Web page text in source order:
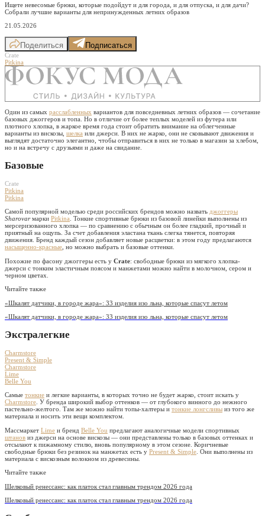
Ищете невесомые брюки, которые подойдут и для города, и для отпуска, и для дачи?
Собрали лучшие варианты для непринужденных летних образов
21.05.2026
Поделиться Подписаться
Crate
Pitkina
Один из самых расслабленных вариантов для повседневных летних образов — сочетание
базовых джоггеров и топа. Но в отличие от более теплых моделей из футера или
плотного хлопка, в жаркое время года стоит обратить внимание на облегченные
варианты из вискозы, шелка или джерси. В них не жарко, они не сковывают движения и
выглядят достаточно элегантно, чтобы отправиться в них не только в магазин за хлебом,
но и на встречу с друзьями и даже на свидание.
Базовые
Crate
Pitkina
Pitkina
Самой популярной моделью среди российских брендов можно назвать джоггеры
Sharovarмарки Pitkina. Тонкие спортивные брюки из базовой линейки выполнены из
мерсеризованного хлопка — по сравнению с обычным он более гладкий, прочный и
приятный на ощупь. За счет добавления эластана ткань слегка тянется, повторяя
движения. Бренд каждый сезон добавляет новые расцветки: в этом году предлагаются
насыщенно-красные, но можно выбрать и базовые оттенки.
Похожие по фасону джоггеры есть у Crate: свободные брюки из мягкого хлопка-
джерси с тонким эластичным поясом и манжетами можно найти в молочном, сером и
черном цветах.
Читайте также
«Шкалят датчики, в городе жара»: 33 изделия изо льна, которые спасут летом
«Шкалят датчики, в городе жара»: 33 изделия изо льна, которые спасут летом
Экстралегкие
Charmstore
Present & Simple
Charmstore
Lime
Belle You
Самые тонкие и легкие варианты, в которых точно не будет жарко, стоит искать у
Charmstore. У бренда широкий выбор оттенков — от глубокого винного до нежного
пастельно-желтого. Там же можно найти топы-халтеры и тонкие лонгсливы из того же
материала и носить эти вещи комплектом.
Массмаркет Lime и бренд Belle You предлагают аналогичные модели спортивных
штанов из джерси на основе вискозы — они представлены только в базовых оттенках и
отсылают к пижамному стилю, вновь популярному в этом сезоне. Коричневые
свободные брюки без резинок на манжетах есть у Present & Simple . Они выполнены из
материала с вискозным волокном из древесины.
Читайте также
Шелковый ренессанс: как платок стал главным трендом 2026 года
Шелковый ренессанс: как платок стал главным трендом 2026 года